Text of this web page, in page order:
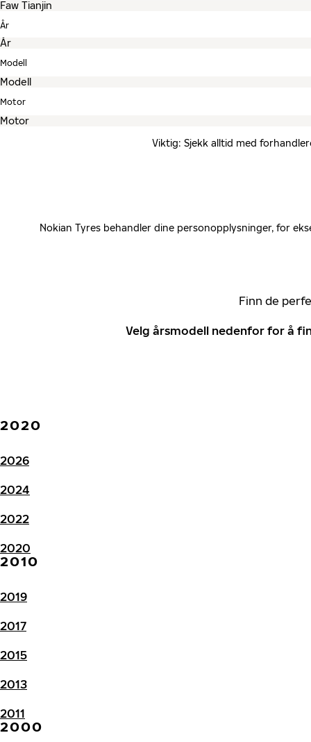
År
Modell
Motor
Viktig: Sjekk alltid med
Nokian Tyres behandler dine personopplysninger, for
Finn de
Velg årsmodell nedenfor for å
2020
2026
2024
2022
2020
2010
2019
2017
2015
2013
2011
2000